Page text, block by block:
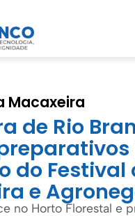
Macaxeira
de Rio
do Festival
e
no Horto Florestal e